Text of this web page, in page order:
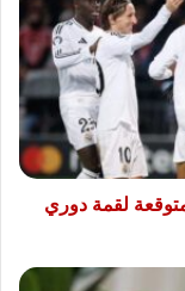
لقمة دوري